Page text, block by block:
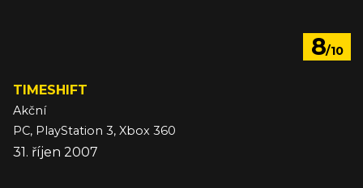
8/10
TIMESHIFT
Akční
PC, PlayStation 3, Xbox 360
31. říjen 2007